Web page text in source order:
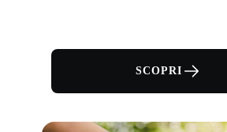
SCOPRI